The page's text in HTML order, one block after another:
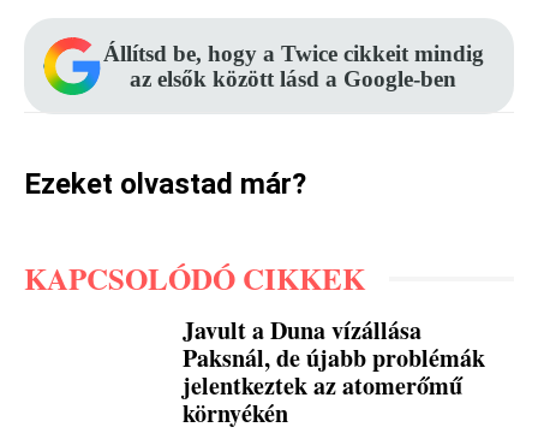
Állítsd be, hogy a Twice cikkeit mindig
az elsők között lásd a Google-ben
Ezeket olvastad már?
KAPCSOLÓDÓ CIKKEK
Javult a Duna vízállása
Paksnál, de újabb problémák
jelentkeztek az atomerőmű
környékén